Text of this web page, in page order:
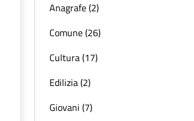
Anagrafe (2)
Comune (26)
Cultura (17)
Edilizia (2)
Giovani (7)